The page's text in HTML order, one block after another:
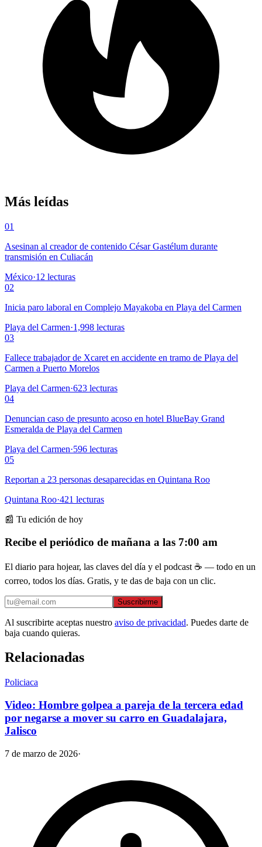
Más leídas
01
Asesinan al creador de contenido César Gastélum durante
transmisión en Culiacán
México·12 lecturas
02
Inicia paro laboral en Complejo Mayakoba en Playa del Carmen
Playa del Carmen·1,998 lecturas
03
Fallece trabajador de Xcaret en accidente en tramo de Playa del
Carmen a Puerto Morelos
Playa del Carmen·623 lecturas
04
Denuncian caso de presunto acoso en hotel BlueBay Grand
Esmeralda de Playa del Carmen
Playa del Carmen·596 lecturas
05
Reportan a 23 personas desaparecidas en Quintana Roo
Quintana Roo·421 lecturas
📰 Tu edición de hoy
Recibe el periódico de mañana a las 7:00 am
El diario para hojear, las claves del día y el podcast ☕ — todo en un
correo, todos los días. Gratis, y te das de baja con un clic.
Suscribirme
Al suscribirte aceptas nuestro aviso de privacidad. Puedes darte de
baja cuando quieras.
Relacionadas
Policiaca
Video: Hombre golpea a pareja de la tercera edad
por negarse a mover su carro en Guadalajara,
Jalisco
7 de marzo de 2026·